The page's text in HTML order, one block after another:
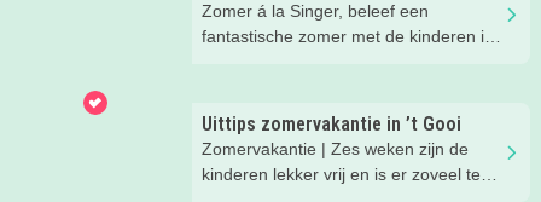
Zomer á la Singer, beleef een
fantastische zomer met de kinderen in
Uittips zomervakantie in ’t Gooi
Zomervakantie | Zes weken zijn de
kinderen lekker vrij en is er zoveel te